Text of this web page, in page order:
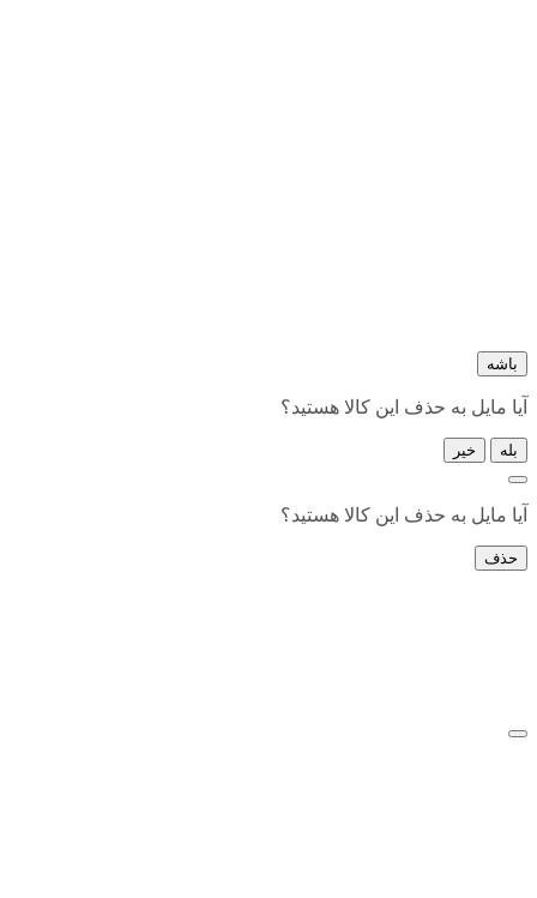
باشه
آیا مایل به حذف این کالا هستید؟
بله خیر
آیا مایل به حذف این کالا هستید؟
حذف